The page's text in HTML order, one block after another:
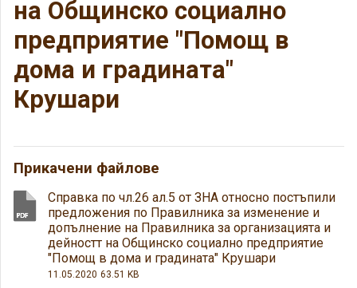
на Общинско социално
предприятие "Помощ в
дома и градината"
Крушари
Прикачени файлове
Справка по чл.26 ал.5 от ЗНА относно постъпили
предложения по Правилника за изменение и
допълнение на Правилника за организацията и
дейностт на Общинско социално предприятие
"Помощ в дома и градината" Крушари
11.05.2020 63.51 KB